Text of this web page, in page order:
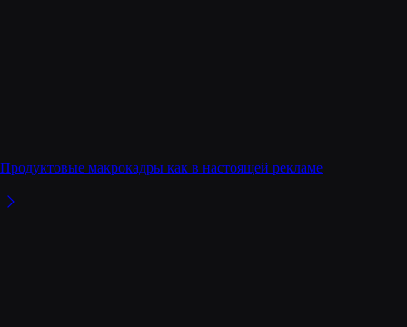
Продуктовые макрокадры как в настоящей рекламе